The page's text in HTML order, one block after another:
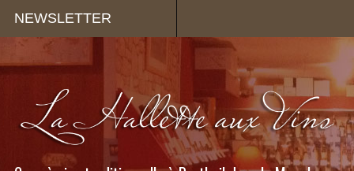
NEWSLETTER
Panneau de gestion des cookies